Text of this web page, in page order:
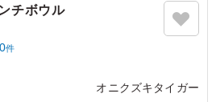
チボウル
件
オニクズキタイガー